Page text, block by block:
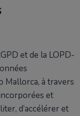
et de la LOPD-
Mallorca, à travers
et
d’accélérer et